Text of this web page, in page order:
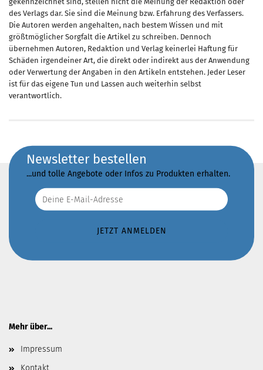
des Verlags dar. Sie sind die Meinung bzw. Erfahrung des Verfassers.
Die Autoren werden angehalten, nach bestem Wissen und mit
größtmöglicher Sorgfalt die Artikel zu schreiben. Dennoch
übernehmen Autoren, Redaktion und Verlag keinerlei Haftung für
Schäden irgendeiner Art, die direkt oder indirekt aus der Anwendung
oder Verwertung der Angaben in den Artikeln entstehen. Jeder Leser
ist für das eigene Tun und Lassen auch weiterhin selbst
verantwortlich.
Newsletter bestellen
...und tolle Angebote oder Infos zu Produkten erhalten.
Mehr über...
Impressum
Kontakt